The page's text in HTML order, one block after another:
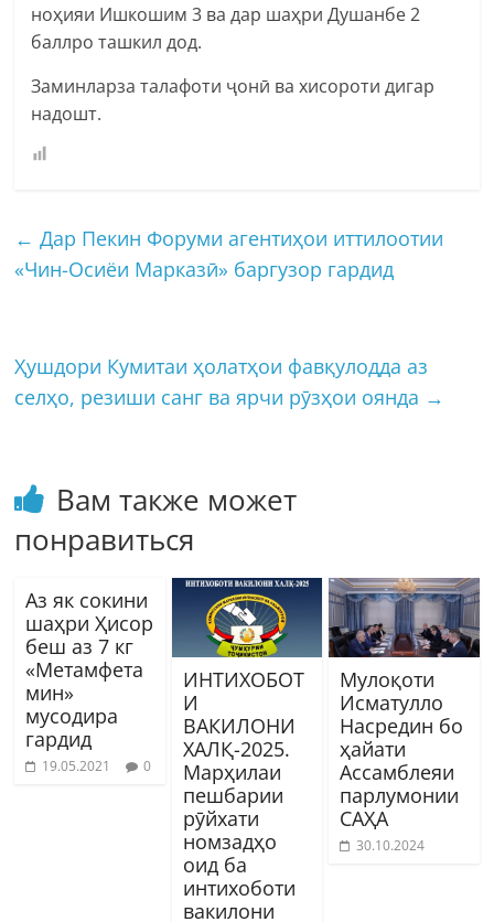
ноҳияи Ишкошим 3 ва дар шаҳри Душанбе 2
баллро ташкил дод.
Заминларза талафоти ҷонӣ ва хисороти дигар
надошт.
← Дар Пекин Форуми агентиҳои иттилоотии
«Чин-Осиёи Марказӣ» баргузор гардид
Ҳушдори Кумитаи ҳолатҳои фавқулодда аз
селҳо, резиши санг ва ярчи рӯзҳои оянда →
Вам также может
понравиться
Аз як сокини
шаҳри Ҳисор
беш аз 7 кг
«Метамфета
мин»
мусодира
гардид
19.05.2021 0
ИНТИХОБОТ
И
ВАКИЛОНИ
ХАЛҚ-2025.
Марҳилаи
пешбарии
рӯйхати
номзадҳо
оид ба
интихоботи
вакилони
Мулоқоти
Исматулло
Насредин бо
ҳайати
Ассамблеяи
парлумонии
САҲА
30.10.2024